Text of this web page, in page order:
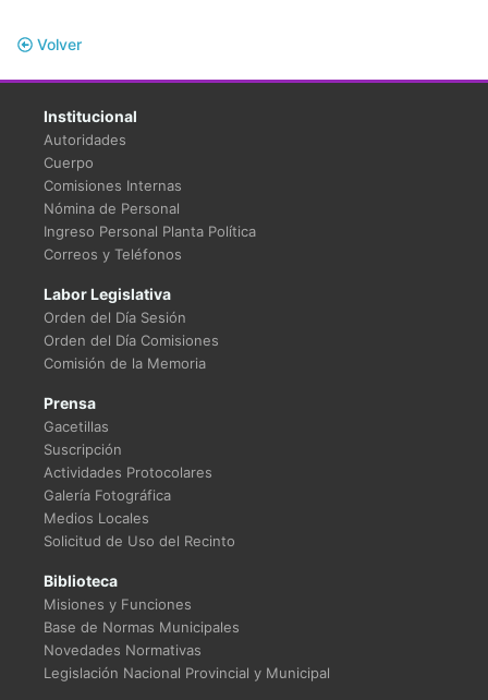
Volver
Institucional
Autoridades
Cuerpo
Comisiones Internas
Nómina de Personal
Ingreso Personal Planta Política
Correos y Teléfonos
Labor Legislativa
Orden del Día Sesión
Orden del Día Comisiones
Comisión de la Memoria
Prensa
Gacetillas
Suscripción
Actividades Protocolares
Galería Fotográfica
Medios Locales
Solicitud de Uso del Recinto
Biblioteca
Misiones y Funciones
Base de Normas Municipales
Novedades Normativas
Legislación Nacional Provincial y Municipal